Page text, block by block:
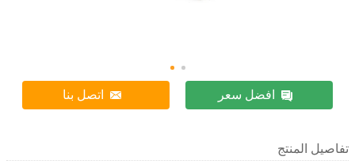
افضل سعر اتصل بنا
تفاصيل المنتج